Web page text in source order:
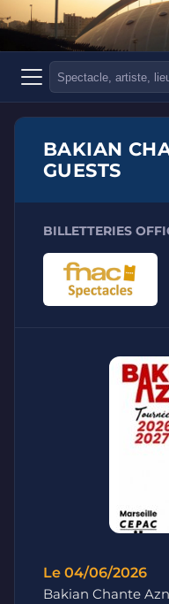
BAKIAN
GUESTS
BILLETTERIES
Le 04/06/2026
Bakian Chante